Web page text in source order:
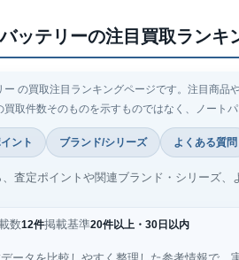
ッテリーの注目買取ランキ
ー の買取注目ランキングページです。注目商
取件数そのものを示すものではなく、ノート
ント ブランド/シリーズ よくある質問
査定ポイントや関連ブランド・シリーズ、
数12件掲載基準20件以上・30日以内